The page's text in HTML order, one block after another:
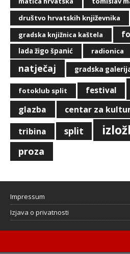
društvo hrvatskih književnika
gradska knjižnica kaštela
lada žigo španić radionica
natječaj gradska
fotoklub split festival
glazba centar za
tribina split
proza
Impressum
Izjava o privatnosti